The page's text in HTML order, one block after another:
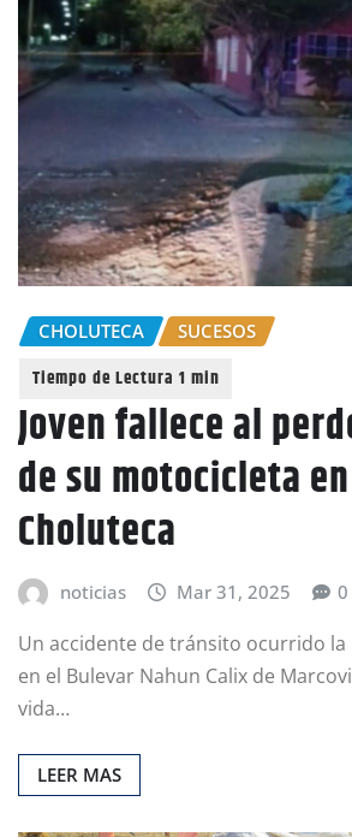
CHOLUTECA SUCESOS
Joven fallece al
de su motocicleta
Choluteca
noticias Mar 31, 2025 0
Un accidente de tránsito ocurrido la
en el Bulevar Nahun Calix de
vida…
LEER MAS